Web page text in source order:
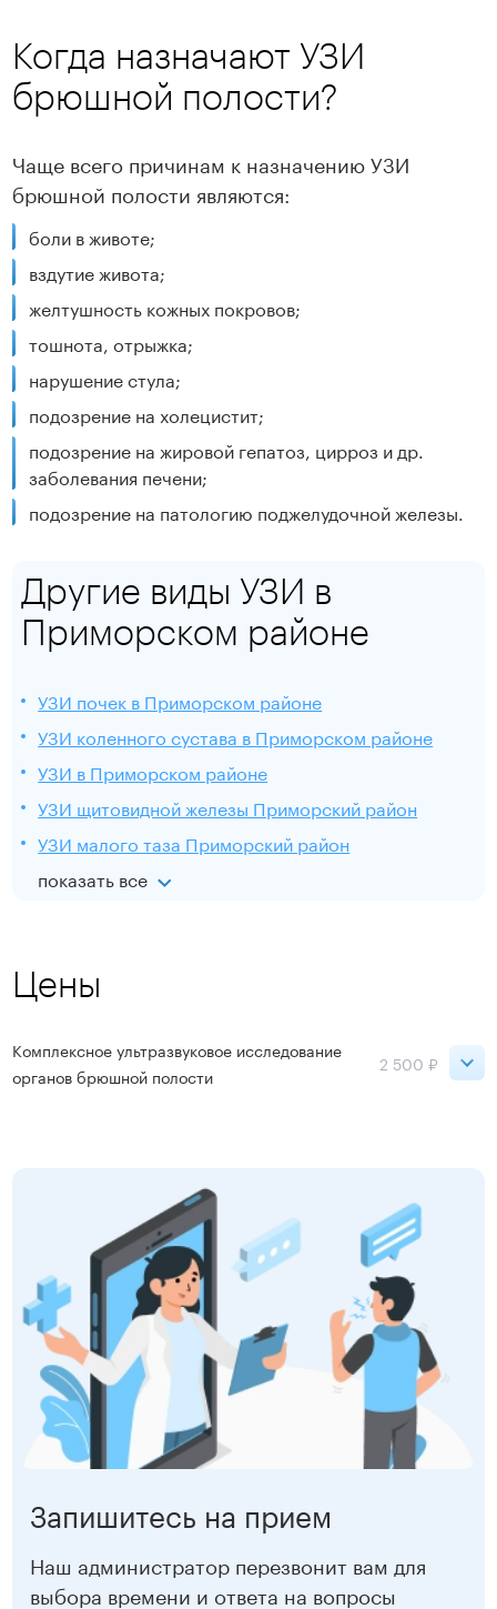
Когда назначают УЗИ
брюшной полости?
Чаще всего причинам к назначению УЗИ
брюшной полости являются:
боли в животе;
вздутие живота;
желтушность кожных покровов;
тошнота, отрыжка;
нарушение стула;
подозрение на холецистит;
подозрение на жировой гепатоз, цирроз и др.
заболевания печени;
подозрение на патологию поджелудочной железы.
Другие виды УЗИ в
Приморском районе
УЗИ почек в Приморском районе
УЗИ коленного сустава в Приморском районе
УЗИ в Приморском районе
УЗИ щитовидной железы Приморский район
УЗИ малого таза Приморский район
показать все
Цены
Комплексное ультразвуковое исследование
органов брюшной полости
2 500 ₽
Ладожская 2 500 ₽
Садовая 2 500 ₽
Старая Деревня 2 500 ₽
Чернышевская 2 500 ₽
Девяткино 2 500 ₽
Запишитесь на прием
Наш администратор перезвонит вам для
выбора времени и ответа на вопросы